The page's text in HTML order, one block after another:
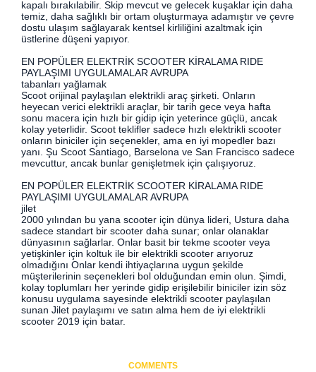
kapalı bırakılabilir. Skip mevcut ve gelecek kuşaklar için daha
temiz, daha sağlıklı bir ortam oluşturmaya adamıştır ve çevre
dostu ulaşım sağlayarak kentsel kirliliğini azaltmak için
üstlerine düşeni yapıyor.
EN POPÜLER ELEKTRİK SCOOTER KİRALAMA RIDE
PAYLAŞIMI UYGULAMALAR AVRUPA
tabanları yağlamak
Scoot orijinal paylaşılan elektrikli araç şirketi. Onların
heyecan verici elektrikli araçlar, bir tarih gece veya hafta
sonu macera için hızlı bir gidip için yeterince güçlü, ancak
kolay yeterlidir. Scoot teklifler sadece hızlı elektrikli scooter
onların biniciler için seçenekler, ama en iyi mopedler bazı
yanı. Şu Scoot Santiago, Barselona ve San Francisco sadece
mevcuttur, ancak bunlar genişletmek için çalışıyoruz.
EN POPÜLER ELEKTRİK SCOOTER KİRALAMA RIDE
PAYLAŞIMI UYGULAMALAR AVRUPA
jilet
2000 yılından bu yana scooter için dünya lideri, Ustura daha
sadece standart bir scooter daha sunar; onlar olanaklar
dünyasının sağlarlar. Onlar basit bir tekme scooter veya
yetişkinler için koltuk ile bir elektrikli scooter arıyoruz
olmadığını Onlar kendi ihtiyaçlarına uygun şekilde
müşterilerinin seçenekleri bol olduğundan emin olun. Şimdi,
kolay toplumları her yerinde gidip erişilebilir biniciler izin söz
konusu uygulama sayesinde elektrikli scooter paylaşılan
sunan Jilet paylaşımı ve satın alma hem de iyi elektrikli
scooter 2019 için batar.
COMMENTS